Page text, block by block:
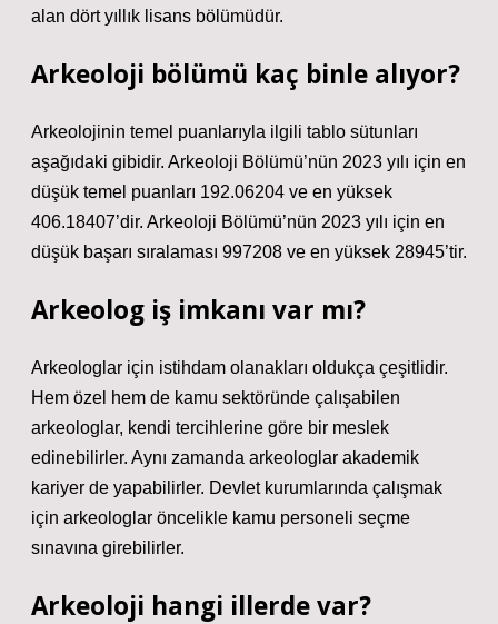
alan dört yıllık lisans bölümüdür.
Arkeoloji bölümü kaç binle alıyor?
Arkeolojinin temel puanlarıyla ilgili tablo sütunları
aşağıdaki gibidir. Arkeoloji Bölümü’nün 2023 yılı için en
düşük temel puanları 192.06204 ve en yüksek
406.18407’dir. Arkeoloji Bölümü’nün 2023 yılı için en
düşük başarı sıralaması 997208 ve en yüksek 28945’tir.
Arkeolog iş imkanı var mı?
Arkeologlar için istihdam olanakları oldukça çeşitlidir.
Hem özel hem de kamu sektöründe çalışabilen
arkeologlar, kendi tercihlerine göre bir meslek
edinebilirler. Aynı zamanda arkeologlar akademik
kariyer de yapabilirler. Devlet kurumlarında çalışmak
için arkeologlar öncelikle kamu personeli seçme
sınavına girebilirler.
Arkeoloji hangi illerde var?